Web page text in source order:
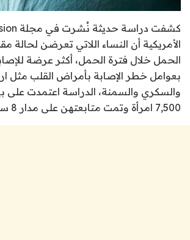
كشفت دراسة حديثة نُشرت في مجلة
الأمريكية أن النساء اللاتي تعرضن
الحمل خلال فترة الحمل، أكثر عرضة
بعوامل خطر الإصابة بأمراض القلب مثل
والسكري والسمنة، الدراسة اعتمدت على
7,500 امرأة وتمت متابعتهن على مدار 8 سنوات.